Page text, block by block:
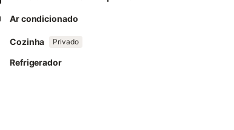
Ar condicionado
Cozinha Privado
Refrigerador